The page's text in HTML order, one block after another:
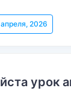
2026
урок